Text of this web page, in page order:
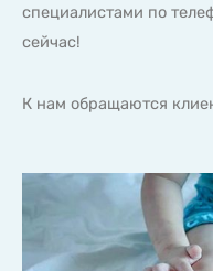
специалистами по
сейчас!
К нам обращаются